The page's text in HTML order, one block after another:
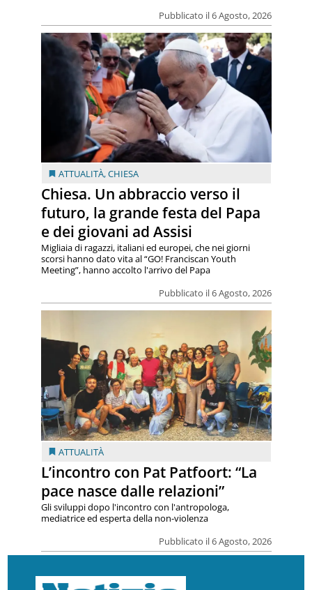
Pubblicato il 6 Agosto, 2026
ATTUALITÀ,CHIESA
Chiesa. Un abbraccio verso il
futuro, la grande festa del Papa
e dei giovani ad Assisi
Pubblicato il 6 Agosto, 2026
Migliaia di ragazzi, italiani ed europei, che nei giorni
scorsi hanno dato vita al “GO! Franciscan Youth
Meeting”, hanno accolto l'arrivo del Papa
ATTUALITÀ
L’incontro con Pat Patfoort: “La
pace nasce dalle relazioni”
Pubblicato il 6 Agosto, 2026
Gli sviluppi dopo l'incontro con l'antropologa,
mediatrice ed esperta della non-violenza